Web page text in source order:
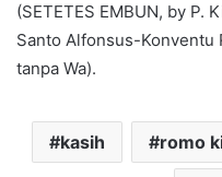
(SETETES EMBUN, by P.
Santo Alfonsus-Konventu
tanpa Wa).
kasih romo